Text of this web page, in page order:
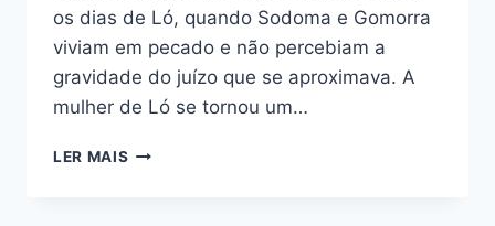
os dias de Ló, quando Sodoma e Gomorra
viviam em pecado e não percebiam a
gravidade do juízo que se aproximava. A
mulher de Ló se tornou um…
LER MAIS EXPLICAÇÃO